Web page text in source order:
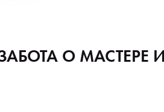
О МАСТЕРЕ